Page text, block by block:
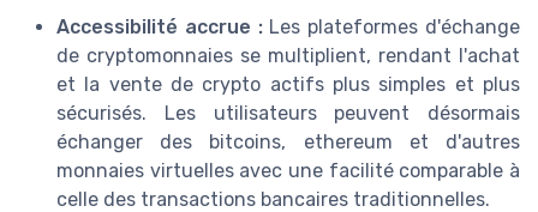
Accessibilité accrue :Les plateformes d'échange
de cryptomonnaies se multiplient, rendant l'achat
et la vente de crypto actifs plus simples et plus
sécurisés. Les utilisateurs peuvent désormais
échanger des bitcoins, ethereum et d'autres
monnaies virtuelles avec une facilité comparable à
celle des transactions bancaires traditionnelles.